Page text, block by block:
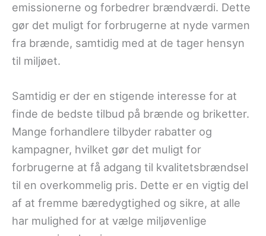
emissionerne og forbedrer brændværdi. Dette
gør det muligt for forbrugerne at nyde varmen
fra brænde, samtidig med at de tager hensyn
til miljøet.
Samtidig er der en stigende interesse for at
finde de bedste tilbud på brænde og briketter.
Mange forhandlere tilbyder rabatter og
kampagner, hvilket gør det muligt for
forbrugerne at få adgang til kvalitetsbrændsel
til en overkommelig pris. Dette er en vigtig del
af at fremme bæredygtighed og sikre, at alle
har mulighed for at vælge miljøvenlige